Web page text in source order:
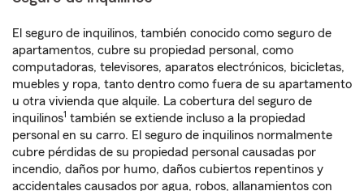
El seguro de inquilinos, también conocido como seguro de
apartamentos, cubre su propiedad personal, como
computadoras, televisores, aparatos electrónicos, bicicletas,
muebles y ropa, tanto dentro como fuera de su apartamento
u otra vivienda que alquile. La cobertura del seguro de
inquilinos1 también se extiende incluso a la propiedad
personal en su carro. El seguro de inquilinos normalmente
cubre pérdidas de su propiedad personal causadas por
incendio, daños por humo, daños cubiertos repentinos y
accidentales causados por agua, robos, allanamientos con